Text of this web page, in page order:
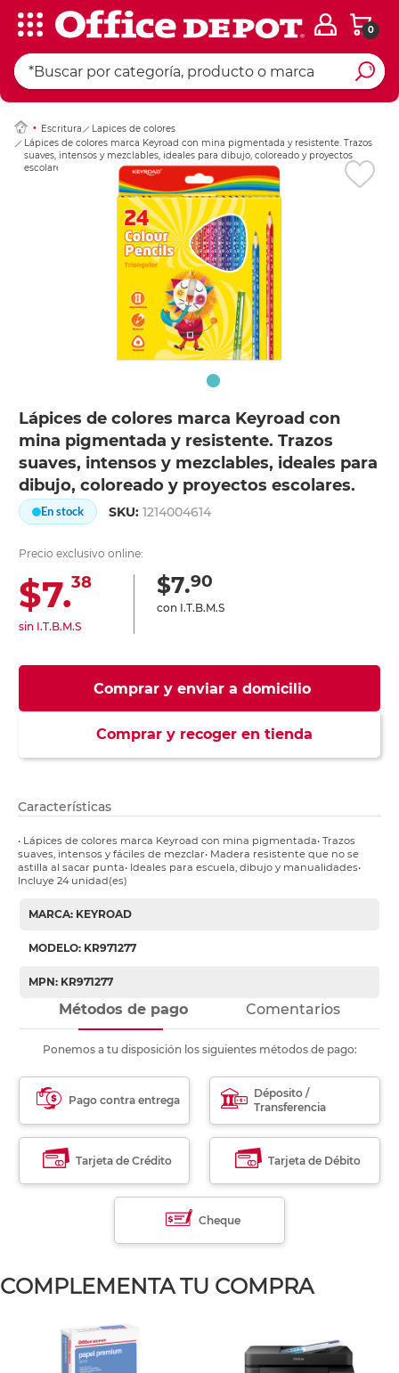
0
Escritura
Lapices de colores
Lápices de colores marca Keyroad con mina pigmentada y resistente. Trazos
suaves, intensos y mezclables, ideales para dibujo, coloreado y proyectos
escolares.
Lápices de colores marca Keyroad con
mina pigmentada y resistente. Trazos
suaves, intensos y mezclables, ideales para
dibujo, coloreado y proyectos escolares.
En stock SKU:1214004614
Precio exclusivo online:
$7.38
sin I.T.B.M.S
$7.90
con I.T.B.M.S
Comprar y enviar a domicilio
Comprar y recoger en tienda
Ingresar Codigo
Características
• Lápices de colores marca Keyroad con mina pigmentada• Trazos
suaves, intensos y fáciles de mezclar• Madera resistente que no se
astilla al sacar punta• Ideales para escuela, dibujo y manualidades•
Incluye 24 unidad(es)
MARCA: KEYROAD
MODELO: KR971277
MPN: KR971277
Métodos de pago Comentarios
Ponemos a tu disposición los siguientes métodos de pago:
Pago contra entrega
Déposito /
Transferencia
Tarjeta de Crédito Tarjeta de Débito
Cheque
COMPLEMENTA TU COMPRA